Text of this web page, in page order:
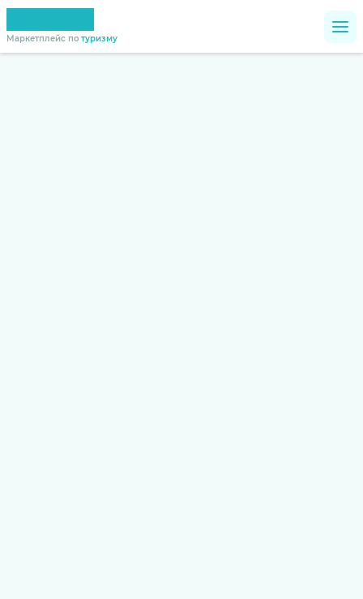
Маркетплейс по туризму